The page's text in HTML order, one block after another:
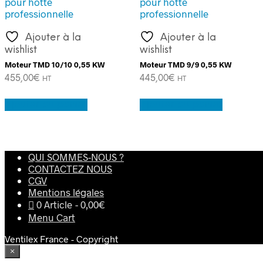
Ajouter à la
wishlist
Moteur TMD 10/10 0,55 KW
455,00€ HT
Ajouter à la
wishlist
Moteur TMD 9/9 0,55 KW
445,00€ HT
QUI SOMMES-NOUS ?
CONTACTEZ NOUS
CGV
Mentions légales
0 Article
0,00€
Menu Cart
Ventilex France - Copyright
×